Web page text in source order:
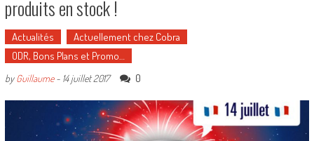
produits en stock !
Actualités
Actuellement chez Cobra
ODR, Bons Plans et Promo…
byGuillaume- 14 juillet 2017 0